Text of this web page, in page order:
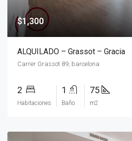
$1,300
ALQUILADO – Grassot – Gracia
Carrer Grassot 89, barcelona
2
Habitaciones
1
Baño
75
m2